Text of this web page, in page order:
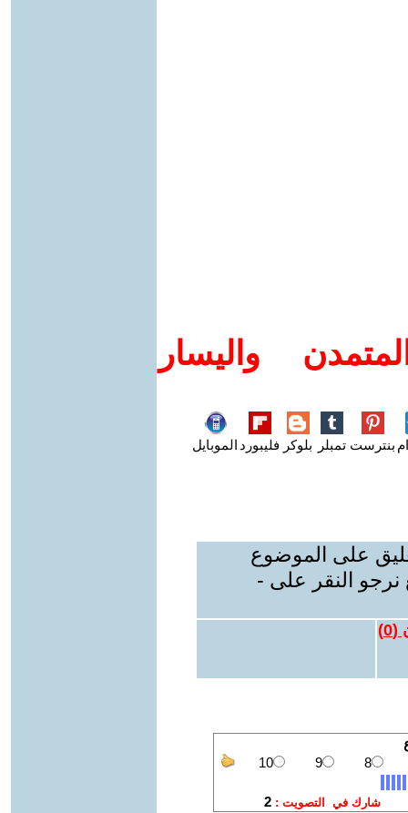
واليسار
بنترست تمبلر بلوكر فليبورد الموبايل
على الموضوع
نرجو النقر على -
(
0
)